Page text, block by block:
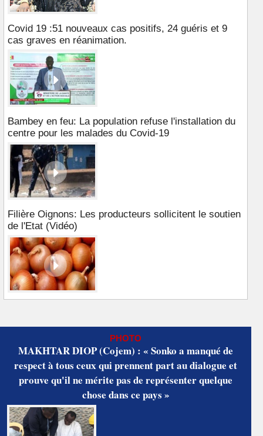
Covid 19 :51 nouveaux cas positifs, 24 guéris et 9
cas graves en réanimation.
Bambey en feu: La population refuse l'installation du
centre pour les malades du Covid-19
Filière Oignons: Les producteurs sollicitent le soutien
de l'Etat (Vidéo)
PHOTO
MAKHTAR DIOP (Cojem) : « Sonko a manqué de
respect à tous ceux qui prennent part au dialogue et
prouve qu'il ne mérite pas de représenter quelque
chose dans ce pays »